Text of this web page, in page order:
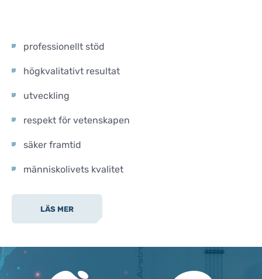
professionellt stöd
högkvalitativt resultat
utveckling
respekt för vetenskapen
säker framtid
människolivets kvalitet
LÄS MER